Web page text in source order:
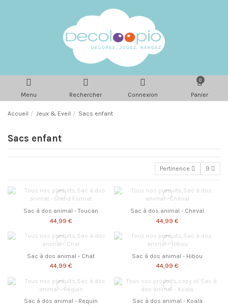
Menu Rechercher Connexion
0
Panier
Accueil Jeux & Eveil Sacs enfant
Sacs enfant
Pertinence 9
Sac à dos animal - Toucan
44,99 €
Sac à dos animal - Cheval
44,99 €
Sac à dos animal - Chat
44,99 €
Sac à dos animal - Hibou
44,99 €
Sac à dos animal - Requin
Sac à dos animal - Koala